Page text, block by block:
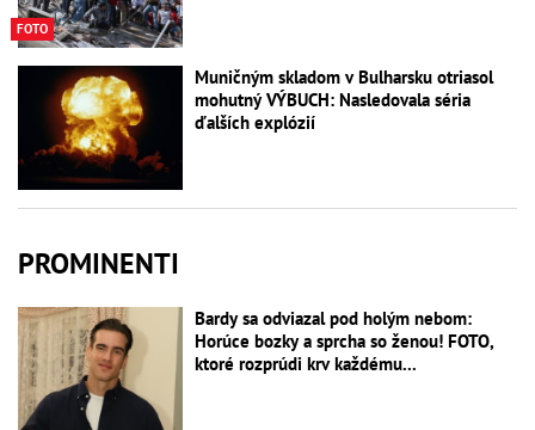
FOTO
Muničným skladom v Bulharsku otriasol
mohutný VÝBUCH: Nasledovala séria
ďalších explózií
PROMINENTI
Bardy sa odviazal pod holým nebom:
Horúce bozky a sprcha so ženou! FOTO,
ktoré rozprúdi krv každému...